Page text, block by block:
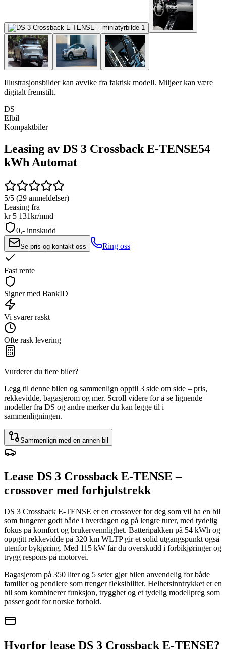
Illustrasjonsbilder kan avvike fra faktisk modell. Miljøer kan være
digitalt fremstilt.
DS
Elbil
Kompaktbiler
Leasing av DS 3 Crossback E-TENSE54
kWh Automat
5/5 (29 anmeldelser)
Leasing fra
kr 5 131kr/mnd
0,- innskudd
Se pris og kontakt oss Ring oss
Fast rente
Signer med BankID
Vi svarer raskt
Ofte rask levering
Vurderer du flere biler?
Legg til denne bilen og sammenlign opptil 3 side om side – pris,
rekkevidde, bagasjerom og mer. Scroll videre for å se lignende
modeller fra DS og andre merker du kan legge til i
sammenligningen.
Sammenlign med en annen bil
Lease DS 3 Crossback E-TENSE –
crossover med forhjulstrekk
DS 3 Crossback E-TENSE er en crossover for deg som vil ha en bil
som fungerer godt både i hverdagen og på lengre turer, med tydelig
fokus på komfort og brukervennlighet. Batteripakken på 54 kWh og
oppgitt rekkevidde på 320 km WLTP gir et solid utgangspunkt også
utenfor bykjøring. Med 115 kW får du overskudd i forbikjøringer og
trygg respons på motorvei.
Bagasjerom på 350 liter og 5 seter gjør bilen anvendelig for både
familier og pendlere som trenger fleksibilitet. Helhetsinntrykket er en
bil som kombinerer funksjon, trygghet og et tydelig modellpreg som
passer godt for norske forhold.
Hvorfor lease DS 3 Crossback E-TENSE?